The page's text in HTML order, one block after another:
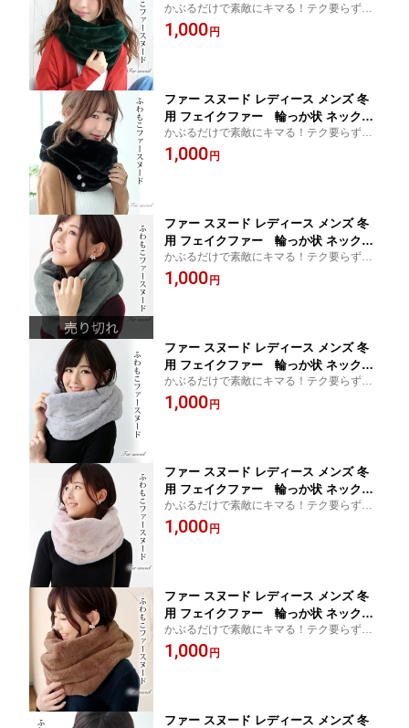
ォーマー 厚手 一重 巻き ショート 無地
スムース グリーン 緑 防寒 小顔効果 C3
かぶるだけで素敵にキマる！テク要らずの
簡単ファースヌード。防寒対策&小顔効果バ
ツグン
1,000 円
ファー スヌード レディース メンズ 冬
用 フェイクファー 輪っか状 ネックウ
ォーマー 厚手 一重 巻き ショート 無地
スムース 黒色 ブラック 防寒 小顔効果
かぶるだけで素敵にキマる！テク要らずの
簡単ファースヌード。防寒対策&小顔効果バ
ツグン
1,000 円
ファー スヌード レディース メンズ 冬
用 フェイクファー 輪っか状 ネックウ
ォーマー 厚手 一重 巻き ショート 無地
スムース グレー 灰色 防寒 小顔効果 C3
かぶるだけで素敵にキマる！テク要らずの
簡単ファースヌード。防寒対策&小顔効果バ
ツグン
1,000 円
ファー スヌード レディース メンズ 冬
用 フェイクファー 輪っか状 ネックウ
ォーマー 厚手 一重 巻き ショート 無地
スムース グレー 灰色 防寒 小顔効果 C3
かぶるだけで素敵にキマる！テク要らずの
簡単ファースヌード。防寒対策&小顔効果バ
ツグン
1,000 円
ファー スヌード レディース メンズ 冬
用 フェイクファー 輪っか状 ネックウ
ォーマー 厚手 一重 巻き ショート 無地
スムース ピンク 防寒 小顔効果 C3 プレ
かぶるだけで素敵にキマる！テク要らずの
簡単ファースヌード。防寒対策&小顔効果バ
ツグン
1,000 円
ファー スヌード レディース メンズ 冬
用 フェイクファー 輪っか状 ネックウ
ォーマー 厚手 一重 巻き ショート 無地
スムース ブラウン 茶色 防寒 小顔効果
かぶるだけで素敵にキマる！テク要らずの
簡単ファースヌード。防寒対策&小顔効果バ
ツグン
1,000 円
ファー スヌード レディース メンズ 冬